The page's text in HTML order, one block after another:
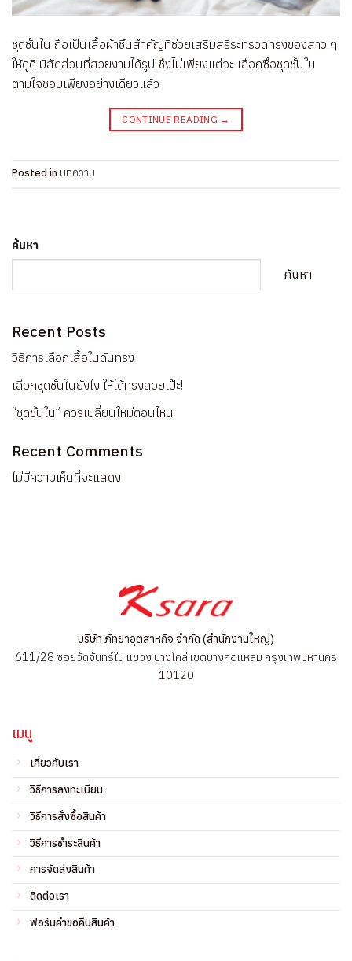
ชุดชั้นใน ถือเป็นเสื้อผ้าชิ้นสำคัญที่ช่วยเสริมสรีระทรวดทรงของสาว ๆ
ให้ดูดี มีสัดส่วนที่สวยงามได้รูป ซึ่งไม่เพียงแต่จะ เลือกซื้อชุดชั้นใน
ตามใจชอบเพียงอย่างเดียวแล้ว
CONTINUE READING →
Posted in บทความ
ค้นหา
ค้นหา
Recent Posts
วิธีการเลือกเสื้อในดันทรง
เลือกชุดชั้นในยังไง ให้ได้ทรงสวยเป๊ะ!
“ชุดชั้นใน” ควรเปลี่ยนใหม่ตอนไหน
Recent Comments
ไม่มีความเห็นที่จะแสดง
บริษัท ภัทยาอุตสาหกิจ จำกัด (สำนักงานใหญ่)
611/28 ซอยวัดจันทร์ใน แขวง บางโคล่ เขตบางคอแหลม กรุงเทพมหานคร
10120
เมนู
เกี่ยวกับเรา
วิธีการลงทะเบียน
วิธีการสั่งซื้อสินค้า
วิธีการชำระสินค้า
การจัดส่งสินค้า
ติดต่อเรา
ฟอร์มคำขอคืนสินค้า